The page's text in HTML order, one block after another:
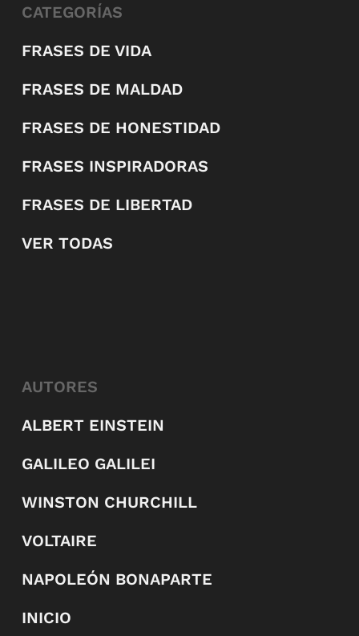
CATEGORÍAS
FRASES DE VIDA
FRASES DE MALDAD
FRASES DE HONESTIDAD
FRASES INSPIRADORAS
FRASES DE LIBERTAD
VER TODAS
AUTORES
ALBERT EINSTEIN
GALILEO GALILEI
WINSTON CHURCHILL
VOLTAIRE
NAPOLEÓN BONAPARTE
INICIO